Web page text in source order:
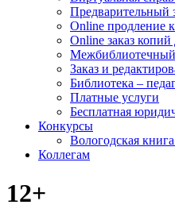
Предварительный
Online продление
Online заказ
Заказ и
Библиотека –
Платные услуги
Бесплатная
Конкурсы
Вологодская
Коллегам
12+